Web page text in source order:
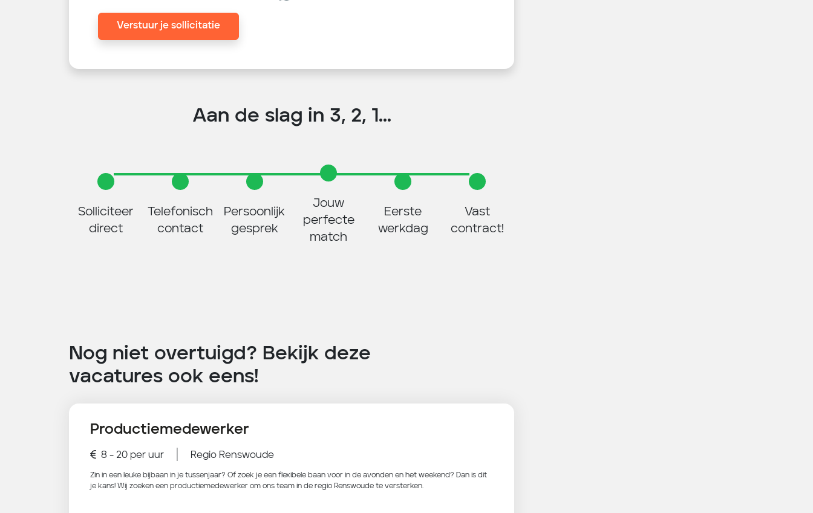
Verstuur je sollicitatie
Aan de slag in 3, 2, 1...
Solliciteer
direct
Telefonisch
contact
Persoonlijk
gesprek
Jouw
perfecte
match
Eerste
werkdag
Vast
contract!
Nog niet overtuigd? Bekijk deze
vacatures ook eens!
Productiemedewerker
8 - 20 per uur Regio Renswoude
Zin in een leuke bijbaan in je tussenjaar? Of zoek je een flexibele baan voor in de avonden en het weekend? Dan is dit
je kans! Wij zoeken een productiemedewerker om ons team in de regio Renswoude te versterken.